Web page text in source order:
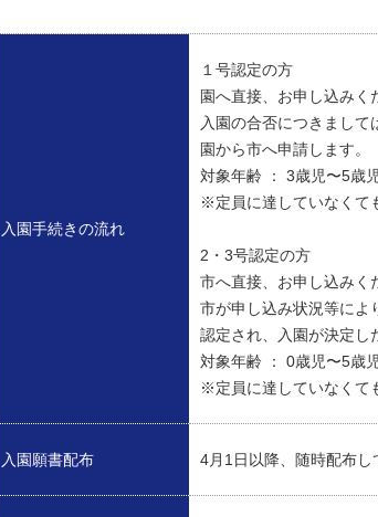
入園手続きの流れ
１号認定の方
園へ直接、お申し込みく
入園の合否につきまして
園から市へ申請します。
対象年齢 ： 3歳児〜5歳
※定員に達していなくて
2・3号認定の方
市へ直接、お申し込みく
市が申し込み状況等によ
認定され、入園が決定し
対象年齢 ： 0歳児〜5歳
※定員に達していなくて
入園願書配布 4月1日以降、随時配布し